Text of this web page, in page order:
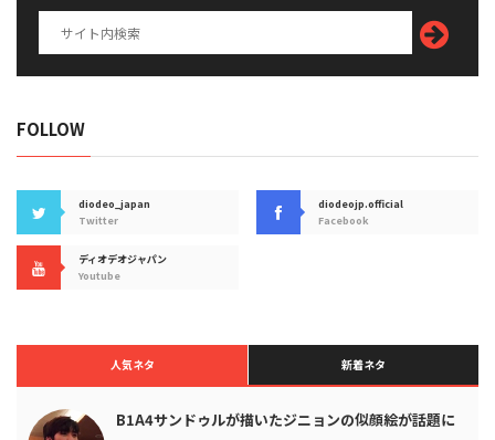
FOLLOW
diodeo_japan
Twitter
diodeojp.official
Facebook
ディオデオジャパン
Youtube
人気ネタ 新着ネタ
B1A4サンドゥルが描いたジニョンの似顔絵が話題に